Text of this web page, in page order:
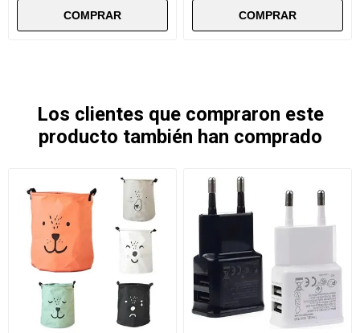
Los clientes que compraron este
producto también han comprado